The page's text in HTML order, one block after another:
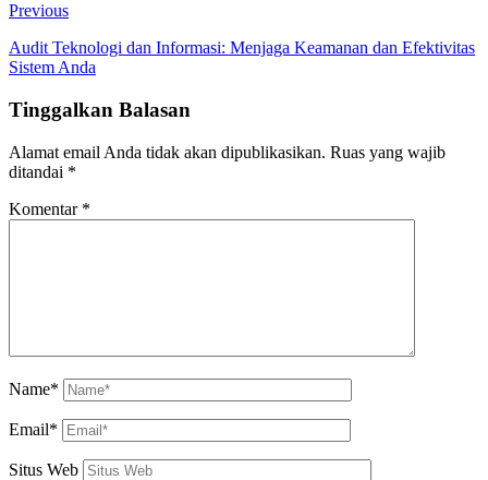
Previous
Audit Teknologi dan Informasi: Menjaga Keamanan dan Efektivitas
Sistem Anda
Tinggalkan Balasan
Alamat email Anda tidak akan dipublikasikan. Ruas yang wajib
ditandai *
Komentar *
Name*
Email*
Situs Web